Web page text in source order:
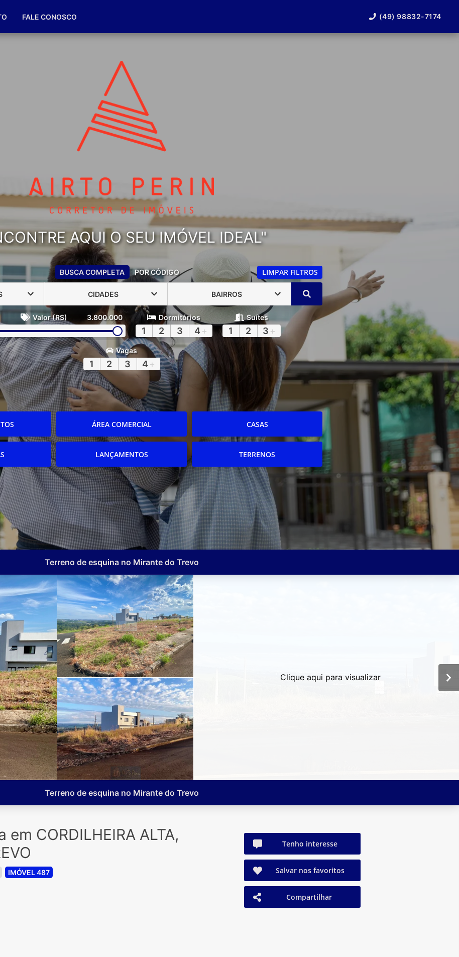
FALE CONOSCO (49) 98832-7174
AQUI O SEU IMÓVEL IDEAL"
BUSCA COMPLETA POR CÓDIGO LIMPAR FILTROS
CIDADES BAIRROS
Valor (R$) 3.800.000 Dormitórios
1 2 3 4 +
Suítes
1 2 3 +
Vagas
1 2 3 4 +
ÁREA COMERCIAL CASAS
LANÇAMENTOS TERRENOS
Terreno de esquina no Mirante do Trevo
Clique aqui para visualizar
Terreno de esquina no Mirante do Trevo
CORDILHEIRA ALTA,
IMÓVEL 487
Tenho interesse
Salvar nos favoritos
Compartilhar